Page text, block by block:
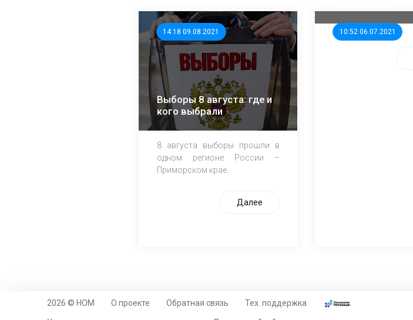
14:18 09.08.2021
Выборы 8 августа: где и
кого выбрали
8 августа выборы прошли в
одном регионе России –
Приморском крае.
Далее
10:52 06.07.2021
https://www.high-endrolex.com/26
2026 © НОМ О проекте Обратная связь Тех. поддержка